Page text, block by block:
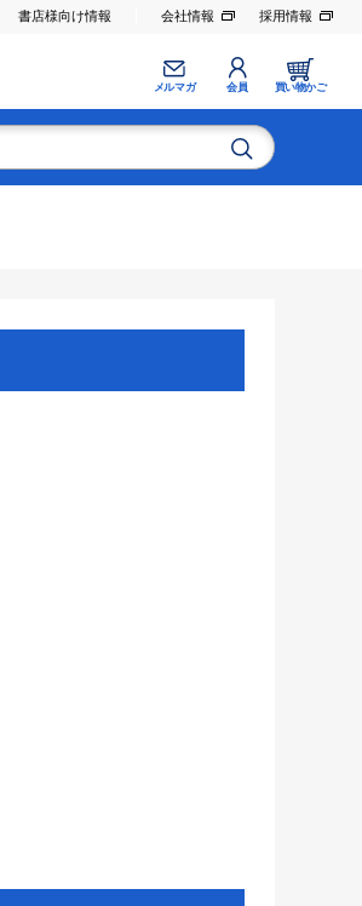
書店様向け情報 会社情報 採用情報
メルマガ 会員 買い物かご